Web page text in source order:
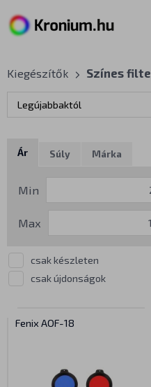
Kiegészítők Színes
Legújabbaktól
Ár Súly Márka
Min
Max
csak készleten
csak újdonságok
Fenix AOF-18